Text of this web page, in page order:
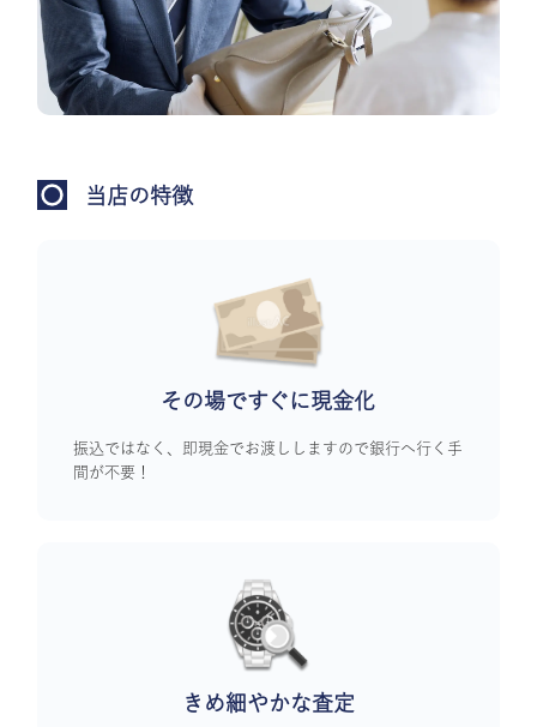
当店の特徴
その場ですぐに現金化
振込ではなく、即現金でお渡ししますので銀行へ行く手
間が不要！
きめ細やかな査定